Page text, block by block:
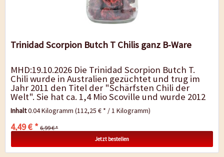
Trinidad Scorpion Butch T Chilis ganz B-Ware
MHD:19.10.2026 Die Trinidad Scorpion Butch T.
Chili wurde in Australien gezüchtet und trug im
Jahr 2011 den Titel der "Schärfsten Chili der
Welt". Sie hat ca. 1,4 Mio Scoville und wurde 2012
von der Trinidad Scorpion...
Inhalt0.04 Kilogramm(112,25 € * / 1 Kilogramm)
4,49 € * 6,99 € *
Jetzt bestellen